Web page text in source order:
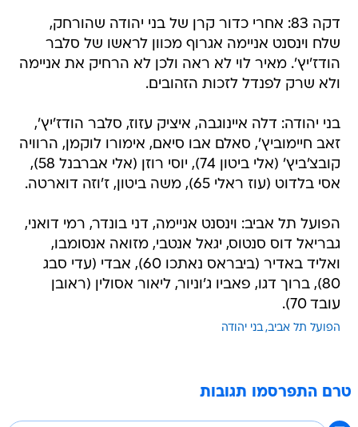
דקה 83: אחרי כדור קרן של בני יהודה שהורחק,
שלח וינסנט אניימה אגרוף מכוון לראשו של סלבר
הודז'יץ'. מאיר לוי לא ראה ולכן לא הרחיק את אניימה
ולא שרק לפנדל לזכות הזהובים.
בני יהודה: דלה איינוגבה, איציק עזוז, סלבר הודז'יץ',
זאב חיימוביץ', סאלם אבו סיאם, אימורו לוקמן, הרוויה
קובצ'ביץ' (אלי ביטון 74), יוסי רוזן (אלי אברבנל 58),
אסי בלדוט (עוז ראלי 65), משה ביטון, ז'וזה דוארטה.
הפועל תל אביב: וינסנט אניימה, דני בונדר, רמי דואני,
גבריאל דוס סנטוס, יגאל אנטבי, מזואה אנסומבו,
ואליד באדיר (ביבראס נאתכו 60), אבדי (עדי סבג
80), ברוך דגו, פאביו ג'וניור, ליאור אסולין (ראובן
עובד 70).
הפועל תל אביב בני יהודה
טרם התפרסמו תגובות